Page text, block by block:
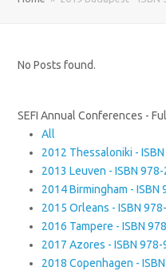
No Posts found.
SEFI Annual Conferences -
All
2012 Thessaloniki -
2013 Leuven - ISBN
2014 Birmingham -
2015 Orleans - ISBN
2016 Tampere - ISBN
2017 Azores - ISBN
2018 Copenhagen -